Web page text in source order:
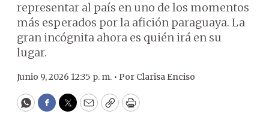
representar al país en uno de los momentos
más esperados por la afición paraguaya. La
gran incógnita ahora es quién irá en su
lugar.
Junio 9, 2026 12:35 p. m. • Por Clarisa Enciso
WhatsApp
Facebook
Twitter
EmailCopyPrint